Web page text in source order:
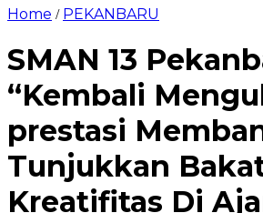
Home / PEKANBARU
SMAN 13
“Kembali
prestasi
Tunjukkan
Kreatifitas Di